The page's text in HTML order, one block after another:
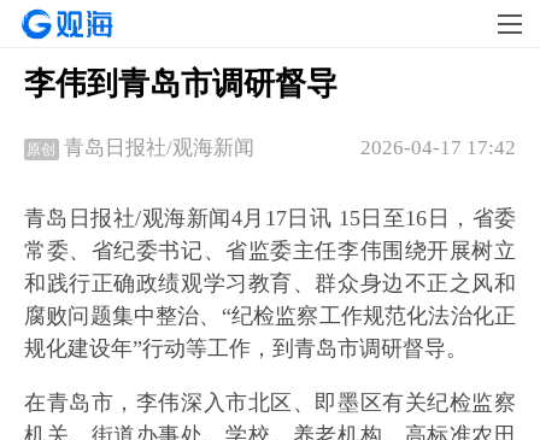
李伟到青岛市调研督导
原创 2026-04-17 17:42
青岛日报社/观海新闻
青岛日报社/观海新闻4月17日讯 15日至16日，省委
常委、省纪委书记、省监委主任李伟围绕开展树立
和践行正确政绩观学习教育、群众身边不正之风和
腐败问题集中整治、“纪检监察工作规范化法治化正
规化建设年”行动等工作，到青岛市调研督导。
在青岛市，李伟深入市北区、即墨区有关纪检监察